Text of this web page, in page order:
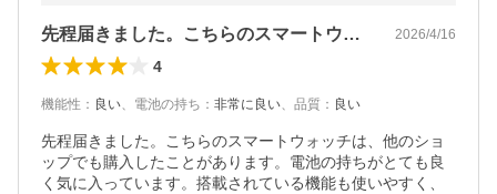
先程届きました。こちらのスマートウォッ… 2026/4/16
4
機能性 ： 良い、 電池の持ち ： 非常に良い、 品質 ： 良い
先程届きました。こちらのスマートウォッチは、他のショ
ップでも購入したことがあります。電池の持ちがとても良
く気に入っています。搭載されている機能も使いやすく、